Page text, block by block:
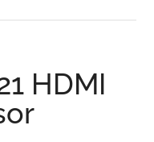
HDMI